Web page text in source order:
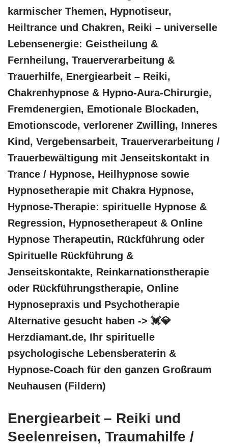
karmischer Themen, Hypnotiseur,
Heiltrance und Chakren, Reiki – universelle
Lebensenergie: Geistheilung &
Fernheilung, Trauerverarbeitung &
Trauerhilfe, Energiearbeit – Reiki,
Chakrenhypnose & Hypno-Aura-Chirurgie,
Fremdenergien, Emotionale Blockaden,
Emotionscode, verlorener Zwilling, Inneres
Kind, Vergebensarbeit, Trauerverarbeitung /
Trauerbewältigung mit Jenseitskontakt in
Trance / Hypnose, Heilhypnose sowie
Hypnosetherapie mit Chakra Hypnose,
Hypnose-Therapie: spirituelle Hypnose &
Regression, Hypnosetherapeut & Online
Hypnose Therapeutin, Rückführung oder
Spirituelle Rückführung &
Jenseitskontakte, Reinkarnationstherapie
oder Rückführungstherapie, Online
Hypnosepraxis und Psychotherapie
Alternative gesucht haben -> 💓️💎
Herzdiamant.de, Ihr spirituelle
psychologische Lebensberaterin &
Hypnose-Coach für den ganzen Großraum
Neuhausen (Fildern)
Energiearbeit – Reiki und
Seelenreisen, Traumahilfe /